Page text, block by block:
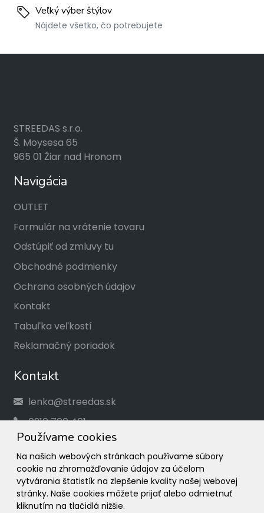
Veľký výber štýlov
Nájdete všetko, čo potrebujete
Používame cookies
Na našich webových stránkach používame súbory
cookie na zhromažďovanie údajov za účelom
vytvárania štatistík na zlepšenie kvality našej webovej
stránky. Naše cookies môžete prijať alebo odmietnuť
kliknutím na tlačidlá nižšie.
STREEDAS s.r.o.
Š. Moysesa 65
965 01 Žiar nad Hronom
Navigácia
OUTLET
Formulár na vrátenie tovaru
Odstúpiť od zmluvy tu
Obchodné podmienky
Ochrana osobných údajov
Kontakt
Tabuľka veľkostí
Reklamačný poriadok
Kontakt
lenka@streedas.sk
0910 700 461
Social
Facebook
Instagram